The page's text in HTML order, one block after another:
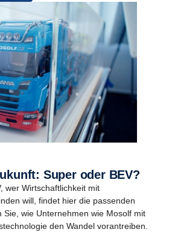
Super oder BEV?
wer Wirtschaftlichkeit mit
will, findet hier die passenden
Sie, wie Unternehmen wie Mosolf mit
den Wandel vorantreiben.